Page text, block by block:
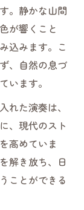
。静かな山間
が響くこと
込みます。こ
、自然の息づ
います。
れた演奏は、
、現代のスト
高めていま
解き放ち、日
ことができる